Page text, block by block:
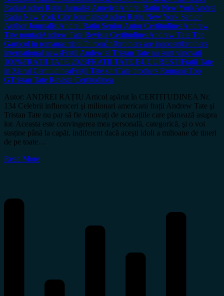
RatiuAndrei Ratiu Jurnalist AmericaAndrei Ratiu New YorkAndrei
Ratiu New York City JournalistAndrei Rațiu New York Senior
Author JournalistAndrei Ratiu Senior Autor CertitudineaAndrew
Tate noutatiAndrew Tate Revista CertitudineaAndrew Tate Top
Garticol in romanaarticol în românăbrothers are innocentbrothers
international newsFratii Andew si Tristan Tate nu sunt vinovati
100%FRATII TATE 2023FRATII TATE BUCURESTIFrații Tate
in Ziarul CertitudineaFrații Tate stiriTate brothers RomaniaTop
GTristan Tate Revista Certitudinea
Autor: ANDREI RAȚIU Articol apărut în CERTITUDINEA Nr.
134 Celebrii influenceri şi milionari americani frații Andrew Tate şi
Tristan Tate nu par să fie vinovați de acuzațiile care planează asupra
lor. Aceasta este convingerea mea personală, categorică, şi o voi
susține până la capăt, indiferent dacă aceşti idoli a milioane de tineri
de pe toate…
Read More